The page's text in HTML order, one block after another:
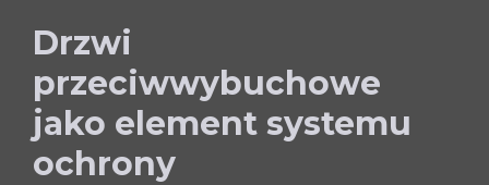
Drzwi
przeciwwybuchowe
jako element systemu
ochrony